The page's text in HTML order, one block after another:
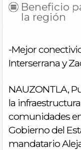
Beneficio
la región
-Mejor
Interserrana y
NAUZONTLA,
la
comunidades
Gobierno del
mandatario